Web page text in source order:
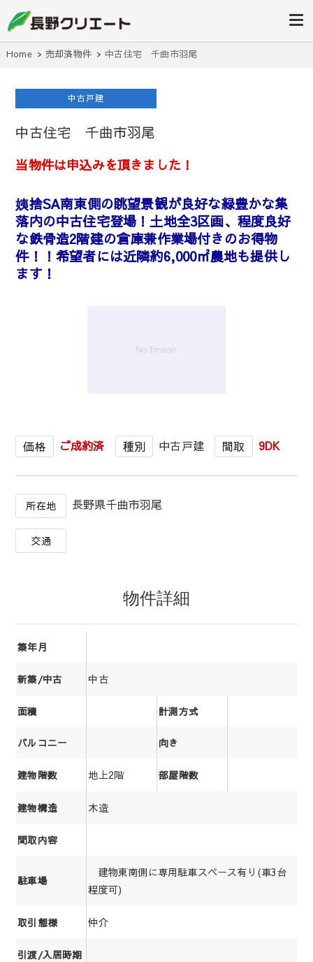
長野クリエ
ート
せください！
Home 売却済物件 中古住宅 千曲市羽尾
中古戸建
中古住宅 千曲市羽尾
当物件は申込みを頂きました！
姨捨SA南東側の眺望景観が良好な緑豊かな集
落内の中古住宅登場！土地全3区画、程度良好
な鉄骨造2階建の倉庫兼作業場付きのお得物
件！！希望者には近隣約6,000㎡農地も提供し
ます！
価格 ご成約済 種別 中古戸建 間取 9DK
所在地 長野県千曲市羽尾
交通
物件詳細
築年月
新築/中古 中古
面積 計測方式
バルコニー 向き
建物階数 地上2階 部屋階数
建物構造 木造
間取内容
駐車場
建物東南側に専用駐車スペース有り(車3台
程度可)
取引態様 仲介
引渡/入居時期